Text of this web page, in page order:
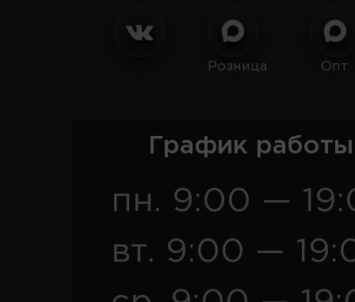
Розница Опт
График
пн. 9:00 —
вт. 9:00 —